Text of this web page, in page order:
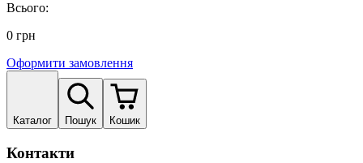
Всього:
0 грн
Оформити замовлення
Каталог Пошук Кошик
Контакти